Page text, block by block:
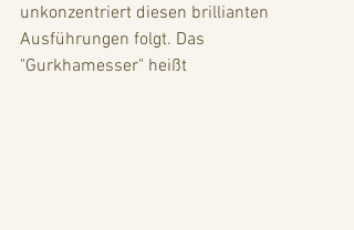
unkonzentriert diesen brillianten
Ausführungen folgt. Das
"Gurkhamesser" heißt